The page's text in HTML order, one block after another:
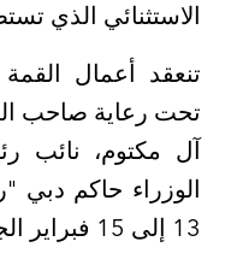
الاستثنائي الذي
تحت رعاية صاحب
آل مكتوم، نائب
الوزراء حاكم دبي
13 إلى 15 فبراير الجاري في مدينة جميرا بدبي.